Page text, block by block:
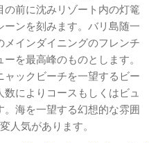
前に沈みリゾート内の灯篭
ーンを刻みます。バリ島随一
メインダイニングのフレンチ
を最高峰のものとします。
ックビーチを一望するビー
によりコースもしくはビュ
。海を一望する幻想的な雰囲
人気があります。